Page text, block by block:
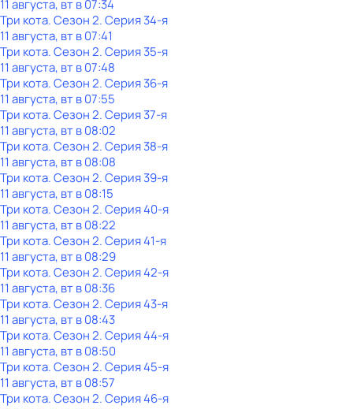
11 августа, вт в 07:34
Три кота. Сезон 2. Серия 34-я
11 августа, вт в 07:41
Три кота. Сезон 2. Серия 35-я
11 августа, вт в 07:48
Три кота. Сезон 2. Серия 36-я
11 августа, вт в 07:55
Три кота. Сезон 2. Серия 37-я
11 августа, вт в 08:02
Три кота. Сезон 2. Серия 38-я
11 августа, вт в 08:08
Три кота. Сезон 2. Серия 39-я
11 августа, вт в 08:15
Три кота. Сезон 2. Серия 40-я
11 августа, вт в 08:22
Три кота. Сезон 2. Серия 41-я
11 августа, вт в 08:29
Три кота. Сезон 2. Серия 42-я
11 августа, вт в 08:36
Три кота. Сезон 2. Серия 43-я
11 августа, вт в 08:43
Три кота. Сезон 2. Серия 44-я
11 августа, вт в 08:50
Три кота. Сезон 2. Серия 45-я
11 августа, вт в 08:57
Три кота. Сезон 2. Серия 46-я